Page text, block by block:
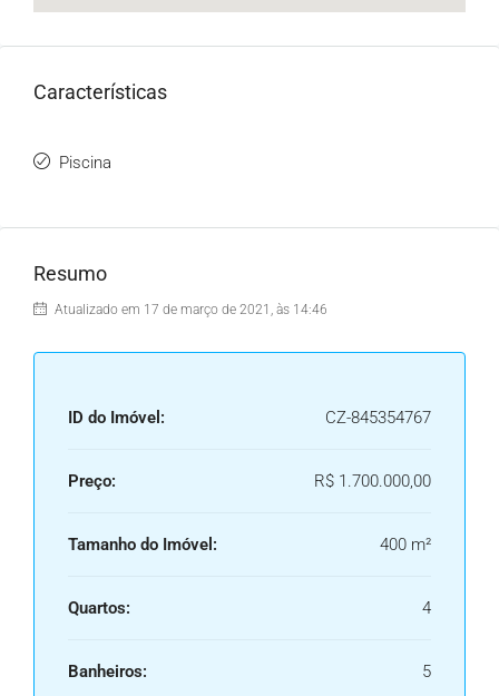
Características
Piscina
Resumo
Atualizado em 17 de março de 2021, às 14:46
ID do Imóvel: CZ-845354767
Preço: R$ 1.700.000,00
Tamanho do Imóvel: 400 m²
Quartos: 4
Banheiros: 5